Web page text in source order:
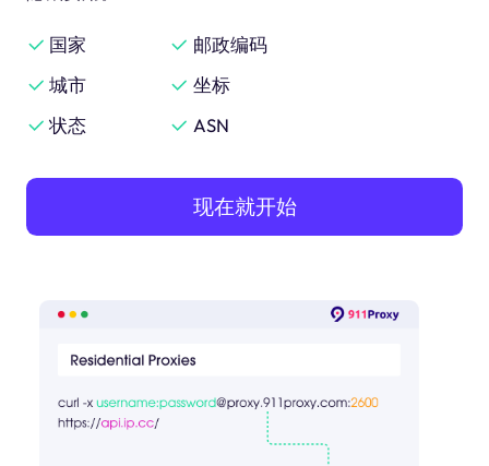
国家
邮政编码
城市
坐标
状态
ASN
现在就开始